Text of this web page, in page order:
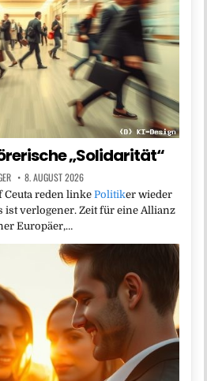
„Solidarität“
8. AUGUST 2026
Ceuta reden linke Politiker wieder
ist verlogener. Zeit für eine Allianz
Europäer,…